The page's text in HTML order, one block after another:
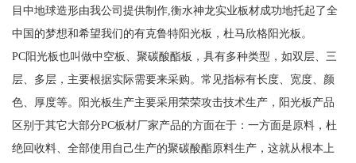
目中地球造形由我公司提供制作,衡水神龙实业板材成功地托起了全
中国的梦想和希望我们的有克鲁特阳光板，杜马欣格阳光板。
PC阳光板也叫做中空板、聚碳酸酯板，具有多种类型，如双层、三
层、多层，主要根据实际需要来采购。常见指标有长度、宽度、颜
色、厚度等。阳光板生产主要采用荣荣攻击技术生产，阳光板产品
区别于其它大部分PC板材厂家产品的方面在于：一方面是原料，杜
绝回收料、全部使用自己生产的聚碳酸酯原料生产，这就从根本上